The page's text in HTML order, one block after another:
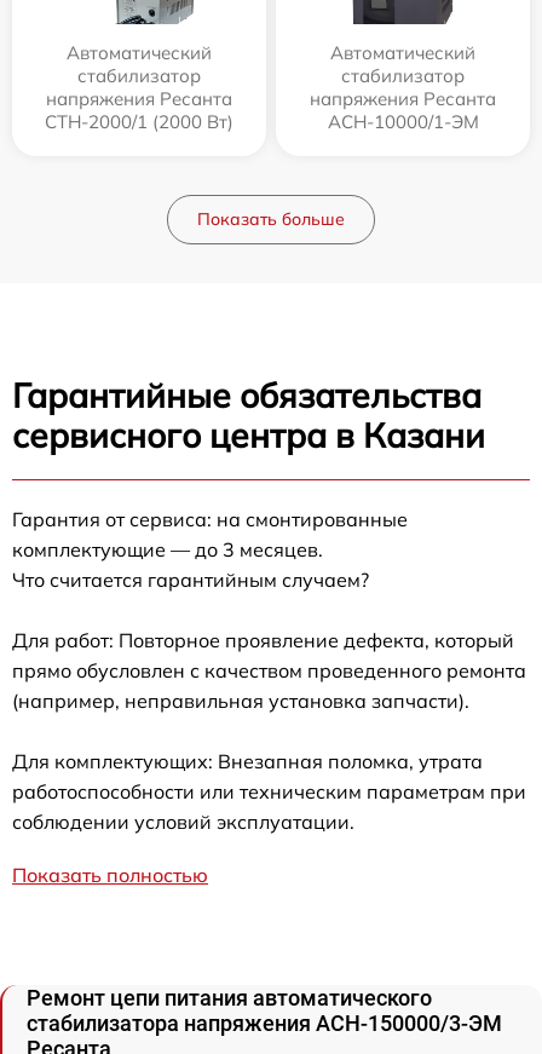
Автоматический
стабилизатор
напряжения Ресанта
СТН-2000/1 (2000 Вт)
Автоматический
стабилизатор
напряжения Ресанта
АСН-10000/1-ЭМ
Показать больше
Гарантийные обязательства
сервисного центра в Казани
Гарантия от сервиса: на смонтированные
комплектующие — до 3 месяцев.
Что считается гарантийным случаем?
Для работ: Повторное проявление дефекта, который
прямо обусловлен с качеством проведенного ремонта
(например, неправильная установка запчасти).
Для комплектующих: Внезапная поломка, утрата
работоспособности или техническим параметрам при
соблюдении условий эксплуатации.
Показать полностью
Ремонт цепи питания автоматического
стабилизатора напряжения АСН-150000/3-ЭМ